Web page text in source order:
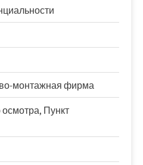
монтажная фирма
осмотра, Пункт